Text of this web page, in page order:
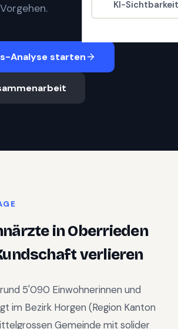
KI-
Analyse starten
inOberrieden
verlieren
5'090 Einwohnerinnen und
im Bezirk Horgen (Region Kanton
Gemeinde mit solider